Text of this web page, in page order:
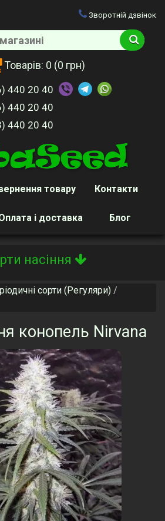
Товарів: 0 (0 грн)
Зворотній дзвінок
440 20 40
440 20 40
440 20 40
товару Контакти
і доставка Блог
насіння
Toggle
сорти (Регуляри)
конопель Nirvana